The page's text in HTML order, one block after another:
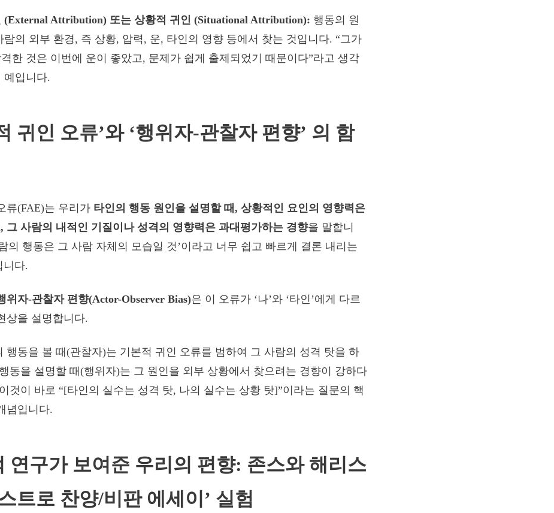
(External Attribution) 또는 상황적 귀인 (Situational Attribution): 행동의 원
람의 외부 환경, 즉 상황, 압력, 운, 타인의 영향 등에서 찾는 것입니다. “그가
한 것은 이번에 운이 좋았고, 문제가 쉽게 출제되었기 때문이다”라고 생각
예입니다.
귀인 오류’와 ‘행위자-관찰자 편향’ 의 함
류(FAE)는 우리가 타인의 행동 원인을 설명할 때, 상황적인 요인의 영향력은
그 사람의 내적인 기질이나 성격의 영향력은 과대평가하는 경향을 말합니
의 행동은 그 사람 자체의 모습일 것’이라고 너무 쉽고 빠르게 결론 내리는
니다.
위자-관찰자 편향(Actor-Observer Bias)은 이 오류가 ‘나’와 ‘타인’에게 다르
상을 설명합니다.
행동을 볼 때(관찰자)는 기본적 귀인 오류를 범하여 그 사람의 성격 탓을 하
동을 설명할 때(행위자)는 그 원인을 외부 상황에서 찾으려는 경향이 강하다
것이 바로 “[타인의 실수는 성격 탓, 나의 실수는 상황 탓]”이라는 질문의 핵
념입니다.
연구가 보여준 우리의 편향: 존스와 해리스
트로 찬양/비판 에세이’ 실험